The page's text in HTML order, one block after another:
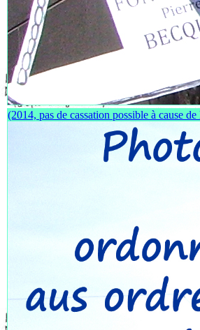
(2014, pas de cassation possible à cause